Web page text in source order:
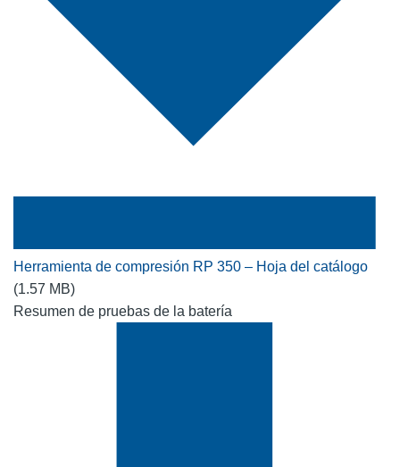
Herramienta de compresión RP 350 – Hoja del catálogo
(1.57 MB)
Resumen de pruebas de la batería